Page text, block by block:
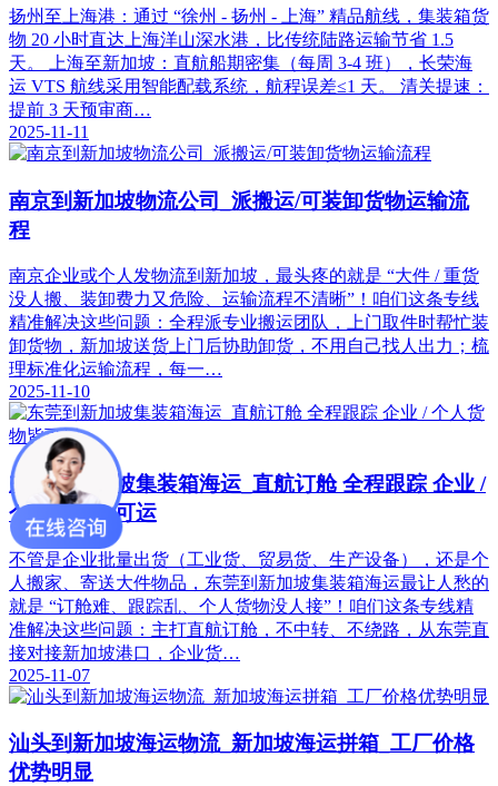
扬州至上海港：通过 “徐州 - 扬州 - 上海” 精品航线，集装箱货
物 20 小时直达上海洋山深水港，比传统陆路运输节省 1.5
天。 上海至新加坡：直航船期密集（每周 3-4 班），长荣海
运 VTS 航线采用智能配载系统，航程误差≤1 天。 清关提速：
提前 3 天预审商…
2025-11-11
南京到新加坡物流公司_派搬运/可装卸货物运输流
程
南京企业或个人发物流到新加坡，最头疼的就是 “大件 / 重货
没人搬、装卸费力又危险、运输流程不清晰”！咱们这条专线
精准解决这些问题：全程派专业搬运团队，上门取件时帮忙装
卸货物，新加坡送货上门后协助卸货，不用自己找人出力；梳
理标准化运输流程，每一…
2025-11-10
东莞到新加坡集装箱海运_直航订舱 全程跟踪 企业 /
个人货物皆可运
不管是企业批量出货（工业货、贸易货、生产设备），还是个
人搬家、寄送大件物品，东莞到新加坡集装箱海运最让人愁的
就是 “订舱难、跟踪乱、个人货物没人接”！咱们这条专线精
准解决这些问题：主打直航订舱，不中转、不绕路，从东莞直
接对接新加坡港口，企业货…
2025-11-07
汕头到新加坡海运物流_新加坡海运拼箱_工厂价格
优势明显